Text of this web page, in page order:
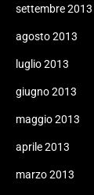
settembre 2013
agosto 2013
luglio 2013
giugno 2013
maggio 2013
aprile 2013
marzo 2013